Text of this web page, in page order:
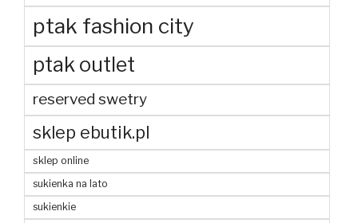
ptak fashion city
ptak outlet
reserved swetry
sklep ebutik.pl
sklep online
sukienka na lato
sukienkie